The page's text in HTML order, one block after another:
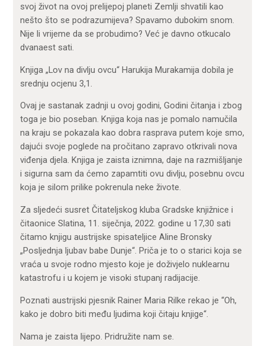
svoj život na ovoj prelijepoj planeti Zemlji shvatili kao
nešto što se podrazumijeva? Spavamo dubokim snom.
Nije li vrijeme da se probudimo? Već je davno otkucalo
dvanaest sati.
Knjiga „Lov na divlju ovcu“ Harukija Murakamija dobila je
srednju ocjenu 3,1.
Ovaj je sastanak zadnji u ovoj godini, Godini čitanja i zbog
toga je bio poseban. Knjiga koja nas je pomalo namučila
na kraju se pokazala kao dobra rasprava putem koje smo,
dajući svoje poglede na pročitano zapravo otkrivali nova
viđenja djela. Knjiga je zaista iznimna, daje na razmišljanje
i sigurna sam da ćemo zapamtiti ovu divlju, posebnu ovcu
koja je silom prilike pokrenula neke živote.
Za sljedeći susret Čitateljskog kluba Gradske knjižnice i
čitaonice Slatina, 11. siječnja, 2022. godine u 17,30 sati
čitamo knjigu austrijske spisateljice Aline Bronsky
„Posljednja ljubav babe Dunje“. Priča je to o starici koja se
vraća u svoje rodno mjesto koje je doživjelo nuklearnu
katastrofu i u kojem je visoki stupanj radijacije.
Poznati austrijski pjesnik Rainer Maria Rilke rekao je “Oh,
kako je dobro biti među ljudima koji čitaju knjige“.
Nama je zaista lijepo. Pridružite nam se.